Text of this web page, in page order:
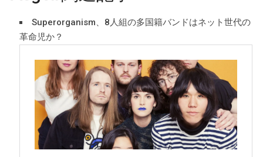
Superorganism、8人組の多国籍バンドはネット世代の
革命児か？